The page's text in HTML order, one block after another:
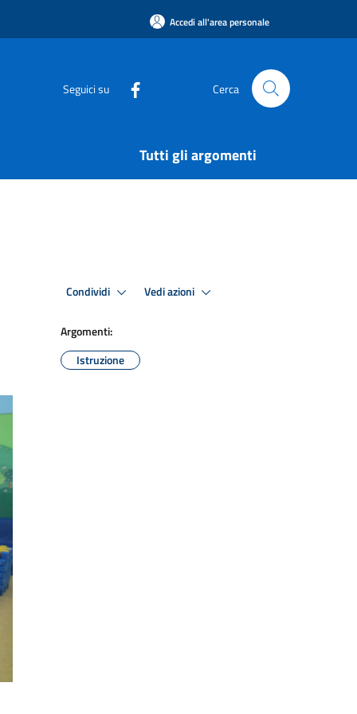
Accedi all'area personale
Seguici su Cerca
Tutti gli argomenti
Condividi Vedi azioni
Argomenti:
Istruzione